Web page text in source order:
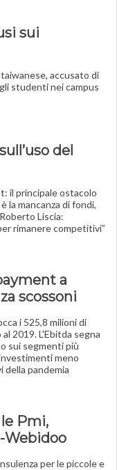
sui
accusato di
studenti nei campus
del
il principale ostacolo
la mancanza di fondi,
Liscia:
rimanere competitivi”
a
scossoni
i 525,8 milioni di
2019. L'Ebitda segna
sui segmenti più
meno
pandemia
Pmi,
Webidoo
per le piccole e